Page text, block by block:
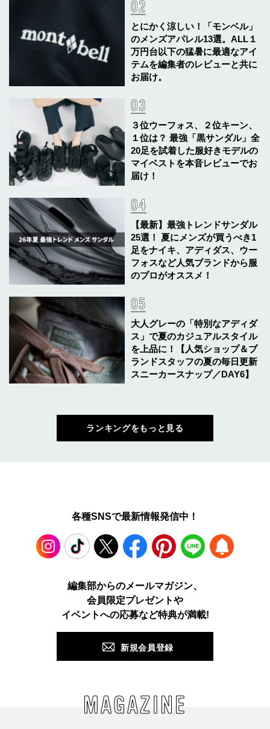
とにかく涼しい！「モンベル」
のメンズアパレル13選。ALL１
万円台以下の猛暑に最適なアイ
テムを編集者のレビューと共に
お届け。
３位ウーフォス、２位キーン、
１位は？ 最強「黒サンダル」全
20足を試着した服好きモデルの
マイベストを本音レビューでお
届け！
【最新】最強トレンドサンダル
25選！ 夏にメンズが買うべき1
足をナイキ、アディダス、ウー
フォスなど人気ブランドから服
のプロがオススメ！
大人グレーの「特別なアディダ
ス」で夏のカジュアルスタイル
を上品に！【人気ショップ＆ブ
ランドスタッフの夏の毎日更新
スニーカースナップ／DAY6】
ランキングをもっと見る
各種SNSで最新情報発信中！
TikTok Facebook Pinterest LINE
編集部からのメールマガジン、
会員限定プレゼントや
イベントへの応募など特典が満載!
新規会員登録
MAGAZINE